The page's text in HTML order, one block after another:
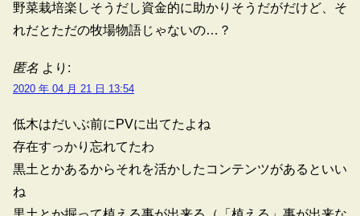
野菜栽培楽しそうだし資金的に助かりそうだがだけど、そ
れだとただの牧場物語じゃないの…？
匿名 より:
2020 年 04 月 21 日 13:54
低木はだいぶ前にPVに出てたよね
存在すっかり忘れてたわ
黒土とかあるからそれを活かしたコンテンツがあるといい
ね